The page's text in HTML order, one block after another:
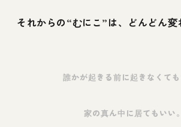
それからの“むにこ”は、どんどん変
誰かが起きる前に起きなくても
家の真ん中に居てもいい。